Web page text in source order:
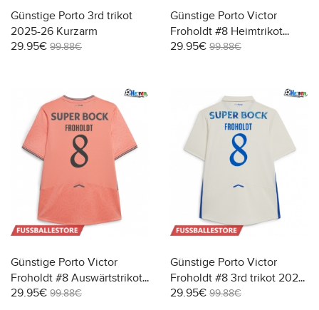
Günstige Porto 3rd trikot
2025-26 Kurzarm
29.95€ 99.88€
Günstige Porto Victor
Froholdt #8 Heimtrikot
2025-26 Kurzarm
29.95€ 99.88€
Günstige Porto Victor
Froholdt #8 Auswärtstrikot
2025-26 Kurzarm
29.95€ 99.88€
Günstige Porto Victor
Froholdt #8 3rd trikot 2025-
26 Kurzarm
29.95€ 99.88€